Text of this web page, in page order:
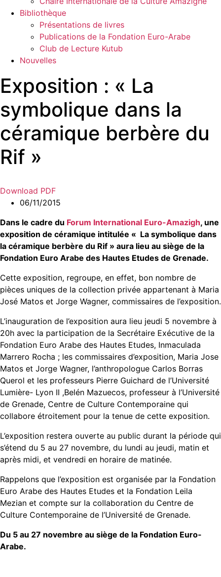
Bibliothèque
Présentations de livres
Publications de la Fondation Euro-Arabe
Club de Lecture Kutub
Nouvelles
Exposition : « La
symbolique dans la
céramique berbère du
Rif »
Download PDF
06/11/2015
Dans le cadre du Forum International Euro-Amazigh, une
exposition de céramique intitulée « La symbolique dans
la céramique berbère du Rif » aura lieu au siège de la
Fondation Euro Arabe des Hautes Etudes de Grenade.
Cette exposition, regroupe, en effet, bon nombre de
pièces uniques de la collection privée appartenant à Maria
José Matos et Jorge Wagner, commissaires de l’exposition.
L’inauguration de l’exposition aura lieu jeudi 5 novembre à
20h avec la participation de la Secrétaire Exécutive de la
Fondation Euro Arabe des Hautes Etudes, Inmaculada
Marrero Rocha ; les commissaires d’exposition, Maria Jose
Matos et Jorge Wagner, l’anthropologue Carlos Borras
Querol et les professeurs Pierre Guichard de l’Université
Lumière- Lyon II ,Belén Mazuecos, professeur à l’Université
de Grenade, Centre de Culture Contemporaine qui
collabore étroitement pour la tenue de cette exposition.
L’exposition restera ouverte au public durant la période qui
s’étend du 5 au 27 novembre, du lundi au jeudi, matin et
après midi, et vendredi en horaire de matinée.
Rappelons que l’exposition est organisée par la Fondation
Euro Arabe des Hautes Etudes et la Fondation Leila
Mezian et compte sur la collaboration du Centre de
Culture Contemporaine de l’Université de Grenade.
Du 5 au 27 novembre au siège de la Fondation Euro-
Arabe.